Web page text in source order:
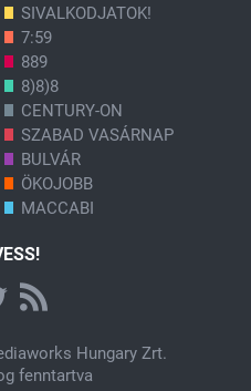
SIVALKODJATOK!
7:59
889
8)8)8
CENTURY-ON
SZABAD VASÁRNAP
BULVÁR
ÖKOJOBB
MACCABI
Hungary Zrt.
fenntartva